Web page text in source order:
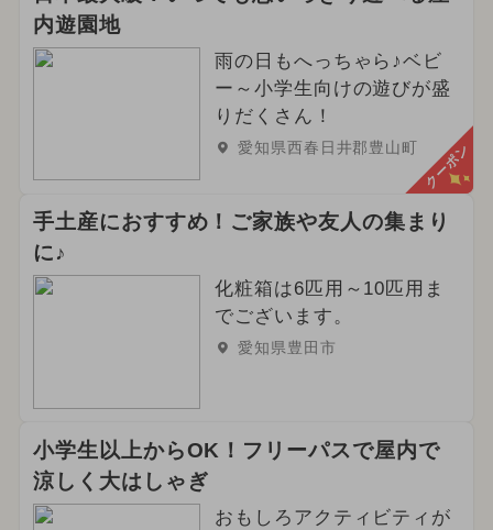
内遊園地
雨の日もへっちゃら♪ベビ
ー～小学生向けの遊びが盛
りだくさん！
愛知県西春日井郡豊山町 クーポン
手土産におすすめ！ご家族や友人の集まり
に♪
化粧箱は6匹用～10匹用ま
でございます。
愛知県豊田市
小学生以上からOK！フリーパスで屋内で
涼しく大はしゃぎ
おもしろアクティビティが